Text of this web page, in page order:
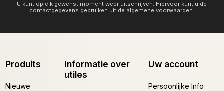
U kunt op elk gewenst moment weer uitschrijven. Hiervoor kunt u de
contactgegevens gebruiken uit de algemene voorwaarden.
Produits
Nieuwe
Informatie over
utiles
Uw account
Persoonlijke Info